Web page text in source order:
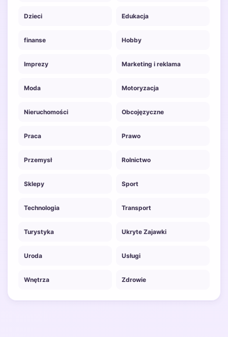
Dzieci Edukacja
finanse Hobby
Imprezy Marketing i reklama
Moda Motoryzacja
Nieruchomości Obcojęzyczne
Praca Prawo
Przemysł Rolnictwo
Sklepy Sport
Technologia Transport
Turystyka Ukryte Zajawki
Uroda Usługi
Wnętrza Zdrowie